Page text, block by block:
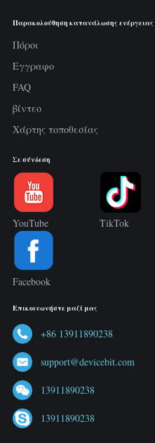
Παρακολούθηση κατανάλωσης ενέργειας
Πόροι
Εγγραφο
FAQ
βίντεο
Χάρτης τοποθεσίας
Σε σύνδεση
YouTube TikTok
Facebook
Επικοινωνήστε μαζί μας
+86 13911890238
support@devicebit.com
13911890238
13911890238